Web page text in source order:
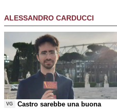
ALESSANDRO CARDUCCI
VG
Castro sarebbe una buona